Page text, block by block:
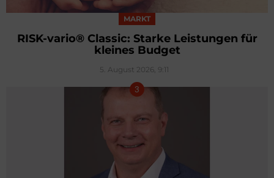
MARKT
RISK-vario® Classic: Starke Leistungen für
kleines Budget
5. August 2026, 9:11